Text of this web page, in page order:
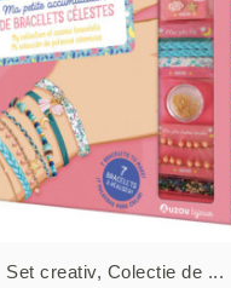
Set creativ, Colectie de ...